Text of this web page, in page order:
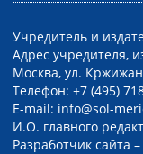
Учредитель и
Адрес учредителя,
Москва, ул.
Телефон: +7 (495)
E-mail: info@sol-
И.О. главного
Разработчик сайта –